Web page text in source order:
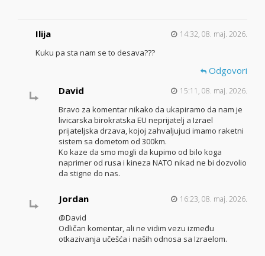
Ilija 14:32, 08. maj. 2026.
Kuku pa sta nam se to desava???
Odgovori
David
15:11, 08. maj. 2026.
Bravo za komentar nikako da ukapiramo da nam je
livicarska birokratska EU neprijatelj a Izrael
prijateljska drzava, kojoj zahvaljujuci imamo raketni
sistem sa dometom od 300km.
Ko kaze da smo mogli da kupimo od bilo koga
naprimer od rusa i kineza NATO nikad ne bi dozvolio
da stigne do nas.
Jordan 16:23, 08. maj. 2026.
@David
Odličan komentar, ali ne vidim vezu između
otkazivanja učešća i naših odnosa sa Izraelom.